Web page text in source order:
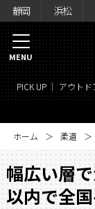
静岡 浜松
PICK UP アウトド
MENU
ホーム 柔道
幅広い層
以内で全国